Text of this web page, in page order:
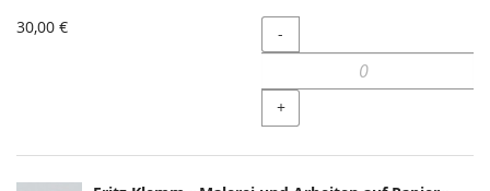
30,00 €
Menge
-
+